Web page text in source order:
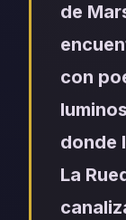
de
con
donde
La